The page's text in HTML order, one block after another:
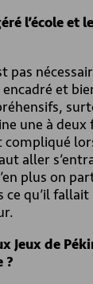
l’école et
pas
et
une à deux
aller
plus on
ce qu’il
Jeux de
?